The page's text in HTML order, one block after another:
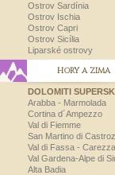
Ostrov Sardínia
Ostrov Ischia
Ostrov Capri
Ostrov Sicília
Liparské ostrovy
HORY A ZIMA
DOLOMITI
Arabba - Marmolada
Cortina d´Ampezzo
Val di Fiemme
San Martino di
Val di Fassa - Carezza
Val Gardena-Alpe di
Alta Badia